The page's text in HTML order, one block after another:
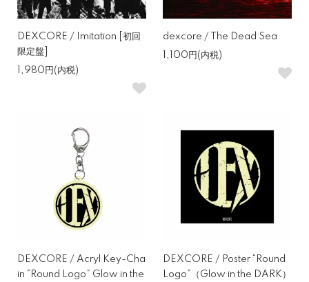
DEXCORE / Imitation [初回
限定盤]
1,980円(内税)
dexcore / The Dead Sea
1,100円(内税)
DEXCORE / Acryl Key-Cha
in “Round Logo” Glow in the
DEXCORE / Poster “Round
Logo”（Glow in the DARK）